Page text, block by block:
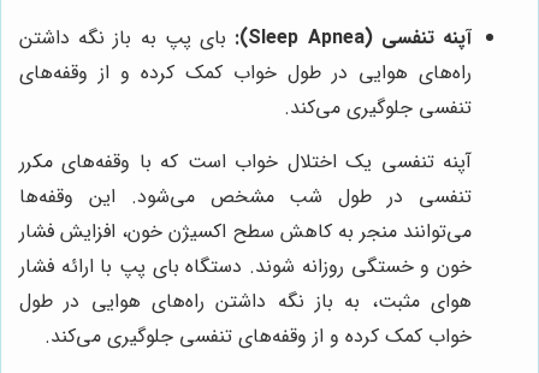
آپنه تنفسی (Sleep Apnea):
بای پپ به باز نگه داشتن
راه‌های هوایی در طول خواب کمک کرده و از وقفه‌های
تنفسی جلوگیری می‌کند.
آپنه تنفسی یک اختلال خواب است که با وقفه‌های مکرر
تنفسی در طول شب مشخص می‌شود. این وقفه‌ها
می‌توانند منجر به کاهش سطح اکسیژن خون، افزایش فشار
خون و خستگی روزانه شوند. دستگاه بای پپ با ارائه فشار
هوای مثبت، به باز نگه داشتن راه‌های هوایی در طول
خواب کمک کرده و از وقفه‌های تنفسی جلوگیری می‌کند.